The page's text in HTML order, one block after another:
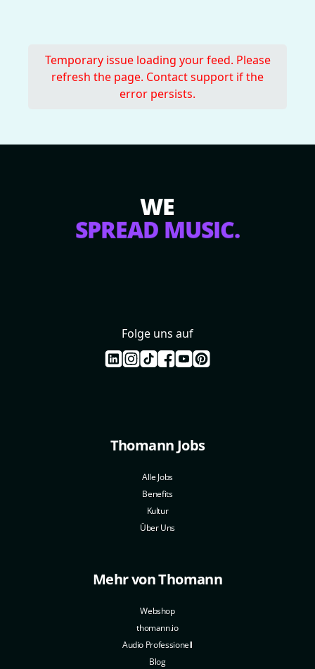
Temporary issue loading your feed. Please
refresh the page. Contact support if the
error persists.
WE
SPREAD MUSIC.
Folge uns auf
Thomann Jobs
Alle Jobs
Benefits
Kultur
Über Uns
Mehr von Thomann
Webshop
thomann.io
Audio Professionell
Blog